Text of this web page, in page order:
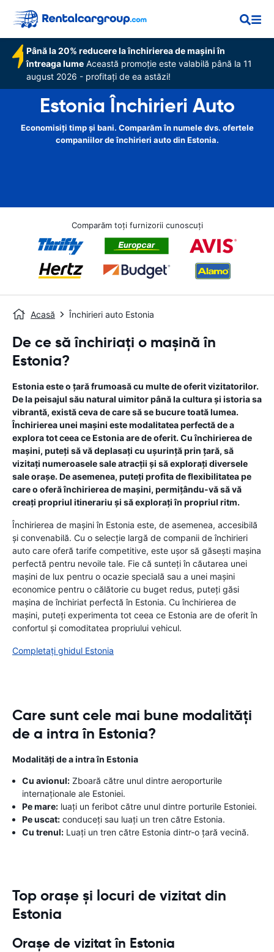
Până la 20% reducere la închirierea de mașini în
întreaga lume Această promoție este valabilă până la 11
august 2026 - profitați de ea astăzi!
Estonia Închirieri Auto
Economisiți timp și bani. Comparăm în numele dvs. ofertele
companiilor de închirieri auto din Estonia.
Comparăm toți furnizorii cunoscuți
Acasă Închirieri auto Estonia
De ce să închiriați o mașină în
Estonia?
Estonia este o țară frumoasă cu multe de oferit vizitatorilor.
De la peisajul său natural uimitor până la cultura și istoria sa
vibrantă, există ceva de care să se bucure toată lumea.
Închirierea unei mașini este modalitatea perfectă de a
explora tot ceea ce Estonia are de oferit. Cu închirierea de
mașini, puteți să vă deplasați cu ușurință prin țară, să
vizitați numeroasele sale atracții și să explorați diversele
sale orașe. De asemenea, puteți profita de flexibilitatea pe
care o oferă închirierea de mașini, permițându-vă să vă
creați propriul itinerariu și să explorați în propriul ritm.
Închirierea de mașini în Estonia este, de asemenea, accesibilă
și convenabilă. Cu o selecție largă de companii de închirieri
auto care oferă tarife competitive, este ușor să găsești mașina
perfectă pentru nevoile tale. Fie că sunteți în căutarea unei
mașini de lux pentru o ocazie specială sau a unei mașini
economice pentru o călătorie cu buget redus, puteți găsi
mașina de închiriat perfectă în Estonia. Cu închirierea de
mașini, puteți experimenta tot ceea ce Estonia are de oferit în
confortul și comoditatea propriului vehicul.
Completați ghidul Estonia
Care sunt cele mai bune modalități
de a intra în Estonia?
Modalități de a intra în Estonia
Cu avionul: Zboară către unul dintre aeroporturile
internaționale ale Estoniei.
Pe mare: luați un feribot către unul dintre porturile Estoniei.
Pe uscat: conduceți sau luați un tren către Estonia.
Cu trenul: Luați un tren către Estonia dintr-o țară vecină.
Top orașe și locuri de vizitat din
Estonia
Orașe de vizitat în Estonia